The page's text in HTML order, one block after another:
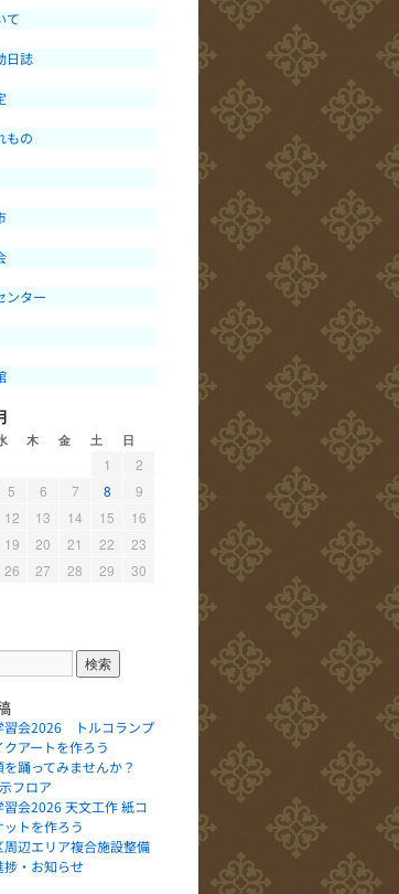
て
日誌
もの
ンター
木 金 土 日
1
2
5 6 7 8
9
12 13 14 15
16
19 20 21 22
23
26 27 28 29
30
習会2026 トルコランプ
クアートを作ろう
踊ってみませんか？
フロア
習会2026 天文工作 紙コ
ットを作ろう
周辺エリア複合施設整備
捗・お知らせ